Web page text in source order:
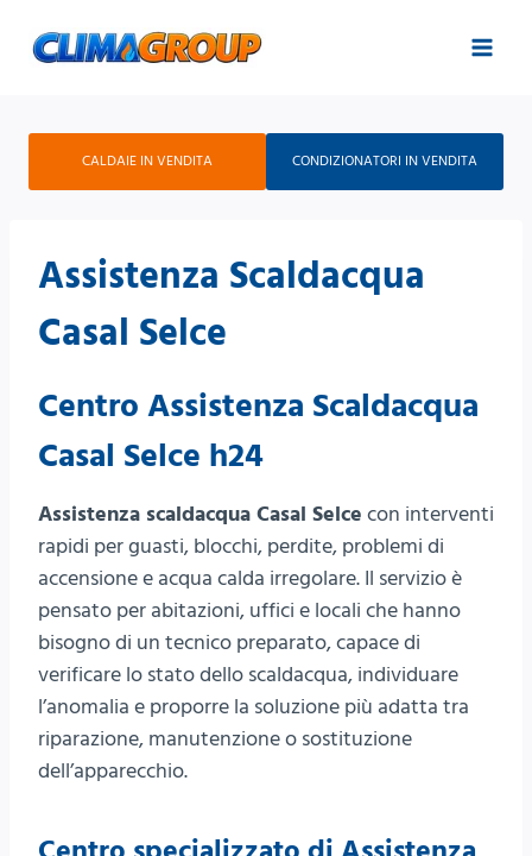
CALDAIE IN VENDITA CONDIZIONATORI IN VENDITA
Assistenza Scaldacqua
Casal Selce
Centro Assistenza Scaldacqua
Casal Selce h24
Assistenza scaldacqua Casal Selce con interventi
rapidi per guasti, blocchi, perdite, problemi di
accensione e acqua calda irregolare. Il servizio è
pensato per abitazioni, uffici e locali che hanno
bisogno di un tecnico preparato, capace di
verificare lo stato dello scaldacqua, individuare
l’anomalia e proporre la soluzione più adatta tra
riparazione, manutenzione o sostituzione
dell’apparecchio.